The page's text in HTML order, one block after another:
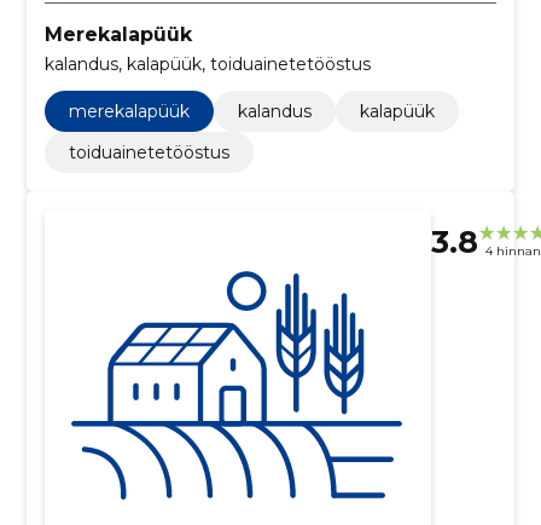
Merekalapüük
kalandus, kalapüük, toiduainetetööstus
merekalapüük kalandus
kalapüük
toiduainetetööstus
3.8 4